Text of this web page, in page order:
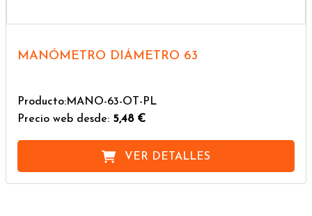
MANÓMETRO DIÁMETRO 63
Producto:MANO-63-OT-PL
Precio web desde: 5,48 €
VER DETALLES